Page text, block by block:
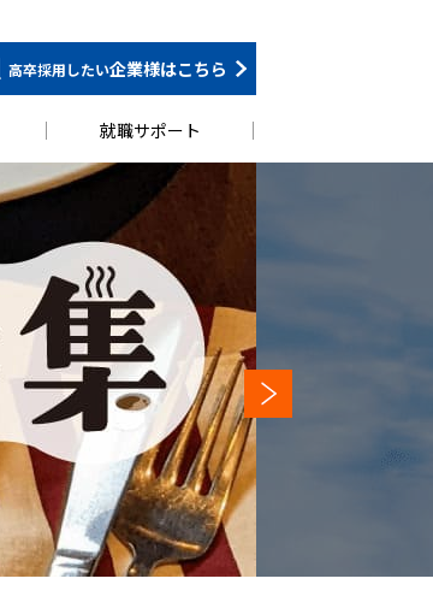
高卒採用したい企業様はこちら
就職サポート